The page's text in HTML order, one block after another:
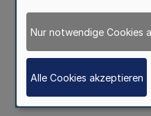
In Kraft Seit 20. Juni
Verwaltungsvorschrift
Nur notwendige Cookies
Alle Cookies akzeptieren